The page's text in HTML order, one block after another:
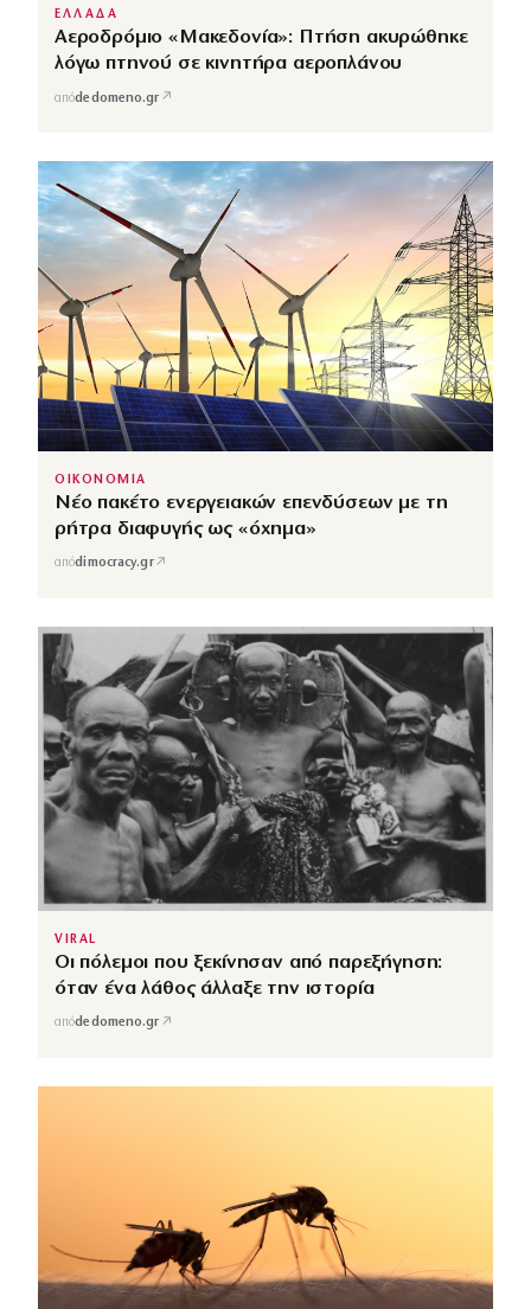
ΕΛΛΑΔΑ
Αεροδρόμιο «Μακεδονία»: Πτήση ακυρώθηκε
λόγω πτηνού σε κινητήρα αεροπλάνου
απόdedomeno.gr ↗
ΟΙΚΟΝΟΜΙΑ
Νέο πακέτο ενεργειακών επενδύσεων με τη
ρήτρα διαφυγής ως «όχημα»
απόdimocracy.gr↗
VIRAL
Οι πόλεμοι που ξεκίνησαν από παρεξήγηση:
όταν ένα λάθος άλλαξε την ιστορία
απόdedomeno.gr ↗